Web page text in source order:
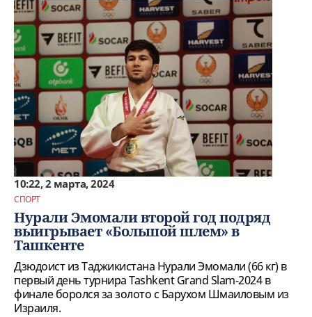
10:22, 2 марта, 2024
СПОРТ
Нурали Эмомали второй год подряд
выигрывает «Большой шлем» в
Ташкенте
Дзюдоист из Таджикистана Нурали Эмомали (66 кг) в
первый день турнира Tashkent Grand Slam-2024 в
финале боролся за золото с Барухом Шмаиловым из
Израиля.